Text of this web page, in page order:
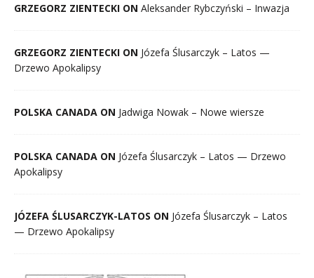
GRZEGORZ ZIENTECKI ON Aleksander Rybczyński – Inwazja
GRZEGORZ ZIENTECKI ON Józefa Ślusarczyk – Latos —
Drzewo Apokalipsy
POLSKA CANADA ON Jadwiga Nowak – Nowe wiersze
POLSKA CANADA ON Józefa Ślusarczyk – Latos — Drzewo
Apokalipsy
JÓZEFA ŚLUSARCZYK-LATOS ON Józefa Ślusarczyk – Latos
— Drzewo Apokalipsy